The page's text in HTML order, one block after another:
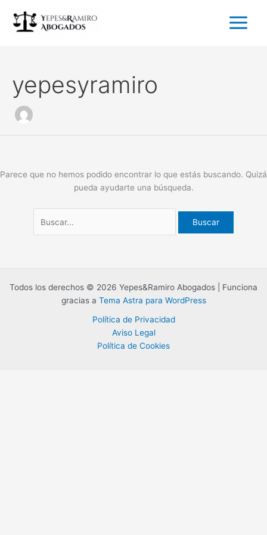
contenido
yepesyramiro
Parece que no hemos podido encontrar lo que estás buscando. Quizá
pueda ayudarte una búsqueda.
por:
Todos los derechos © 2026 Yepes&Ramiro Abogados | Funciona
gracias a Tema Astra para WordPress
Política de Privacidad
Aviso Legal
Política de Cookies